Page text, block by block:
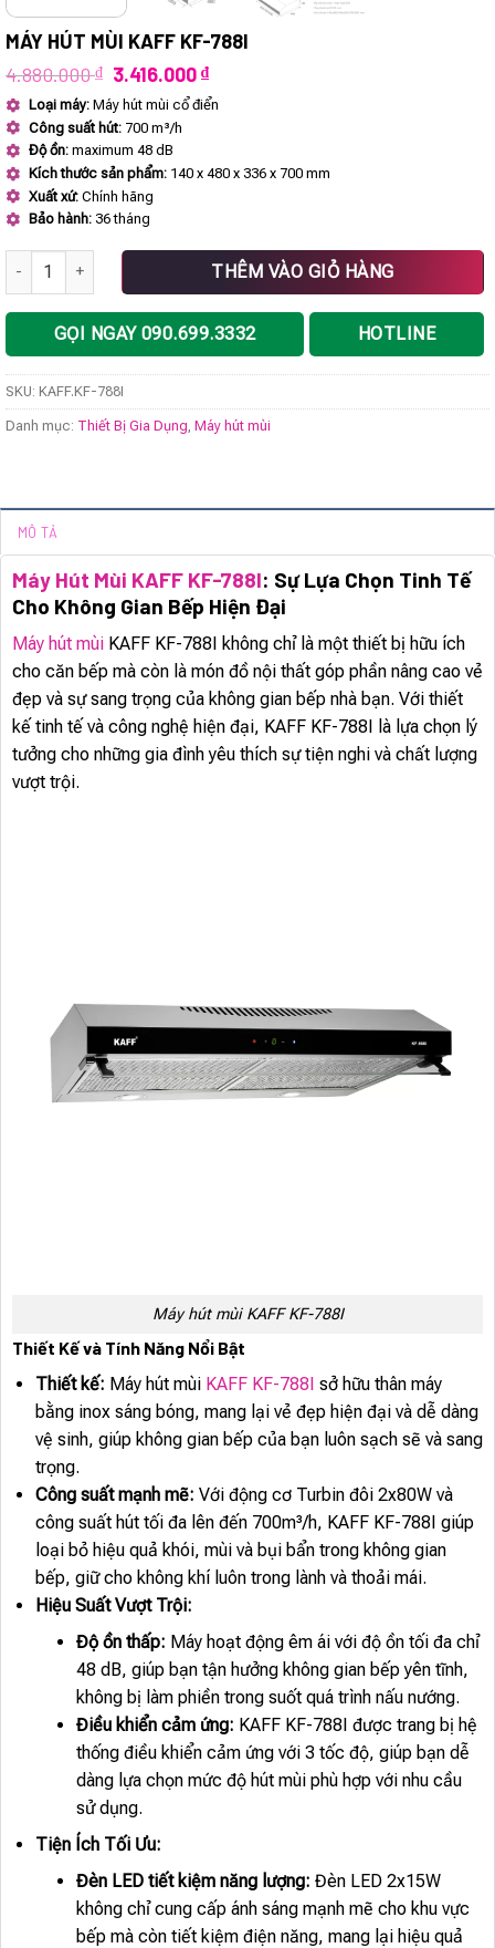
MÁY HÚT MÙI KAFF KF-788I
4.880.000₫ Giá
gốc
là:
4.880.000 ₫.
3.416.000₫Giá
hiện
tại
Loại máy: Máy hút mùi cổ điển
Công suất hút: 700 m³/h
Độ ồn: maximum 48 dB
Kích thước sản phẩm: 140 x 480 x 336 x 700 mm
Xuất xứ: Chính hãng
Bảo hành: 36 tháng
Máy hút mùi KAFF KF-788I số lượngTHÊM VÀO GIỎ HÀNG
GỌI NGAY 090.699.3332 HOTLINE
SKU: KAFF.KF-788I
Danh mục: Thiết Bị Gia Dụng Máy hút mùi
MÔ TẢ
Máy Hút Mùi KAFF KF-788I: Sự Lựa Chọn Tinh Tế
Cho Không Gian Bếp Hiện Đại
Máy hút mùi KAFF KF-788I không chỉ là một thiết bị hữu ích
cho căn bếp mà còn là món đồ nội thất góp phần nâng cao vẻ
đẹp và sự sang trọng của không gian bếp nhà bạn. Với thiết
kế tinh tế và công nghệ hiện đại, KAFF KF-788I là lựa chọn lý
tưởng cho những gia đình yêu thích sự tiện nghi và chất lượng
vượt trội.
Máy hút mùi KAFF KF-788I
Thiết Kế và Tính Năng Nổi Bật
Thiết kế: Máy hút mùiKAFF KF-788I sở hữu thân máy
bằng inox sáng bóng, mang lại vẻ đẹp hiện đại và dễ dàng
vệ sinh, giúp không gian bếp của bạn luôn sạch sẽ và sang
trọng.
Công suất mạnh mẽ: Với động cơ Turbin đôi 2x80W và
công suất hút tối đa lên đến 700m³/h, KAFF KF-788I giúp
loại bỏ hiệu quả khói, mùi và bụi bẩn trong không gian
bếp, giữ cho không khí luôn trong lành và thoải mái.
Hiệu Suất Vượt Trội:
Độ ồn thấp: Máy hoạt động êm ái với độ ồn tối đa chỉ
48 dB, giúp bạn tận hưởng không gian bếp yên tĩnh,
không bị làm phiền trong suốt quá trình nấu nướng.
Điều khiển cảm ứng: KAFF KF-788I được trang bị hệ
thống điều khiển cảm ứng với 3 tốc độ, giúp bạn dễ
dàng lựa chọn mức độ hút mùi phù hợp với nhu cầu
sử dụng.
Tiện Ích Tối Ưu:
Đèn LED tiết kiệm năng lượng: Đèn LED 2x15W
không chỉ cung cấp ánh sáng mạnh mẽ cho khu vực
bếp mà còn tiết kiệm điện năng, mang lại hiệu quả